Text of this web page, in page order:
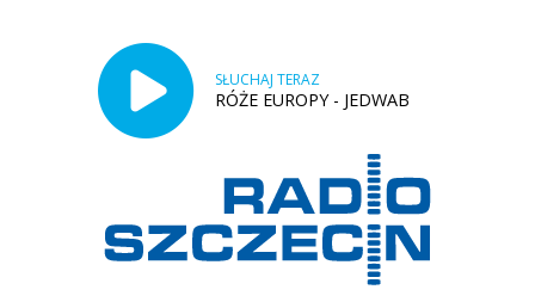
SŁUCHAJ TERAZ
RÓŻE EUROPY - JEDWAB